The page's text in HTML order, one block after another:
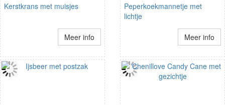
Kerstkrans met muisjes
Meer info
Peperkoekmannetje met
lichtje
Meer info